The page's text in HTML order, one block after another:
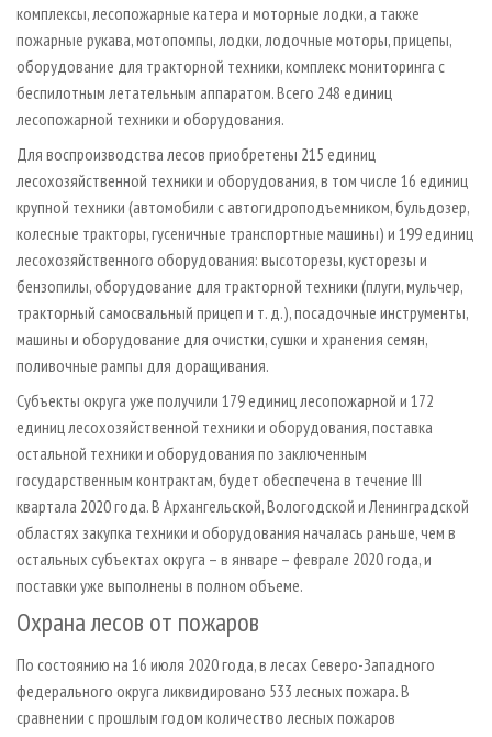
комплексы, лесопожарные катера и моторные лодки, а также
пожарные рукава, мотопомпы, лодки, лодочные моторы, прицепы,
оборудование для тракторной техники, комплекс мониторинга с
беспилотным летательным аппаратом. Всего 248 единиц
лесопожарной техники и оборудования.
Для воспроизводства лесов приобретены 215 единиц
лесохозяйственной техники и оборудования, в том числе 16 единиц
крупной техники (автомобили с автогидроподъемником, бульдозер,
колесные тракторы, гусеничные транспортные машины) и 199 единиц
лесохозяйственного оборудования: высоторезы, кусторезы и
бензопилы, оборудование для тракторной техники (плуги, мульчер,
тракторный самосвальный прицеп и т. д.), посадочные инструменты,
машины и оборудование для очистки, сушки и хранения семян,
поливочные рампы для доращивания.
Субъекты округа уже получили 179 единиц лесопожарной и 172
единиц лесохозяйственной техники и оборудования, поставка
остальной техники и оборудования по заключенным
государственным контрактам, будет обеспечена в течение III
квартала 2020 года. В Архангельской, Вологодской и Ленинградской
областях закупка техники и оборудования началась раньше, чем в
остальных субъектах округа – в январе – феврале 2020 года, и
поставки уже выполнены в полном объеме.
Охрана лесов от пожаров
По состоянию на 16 июля 2020 года, в лесах Северо-Западного
федерального округа ликвидировано 533 лесных пожара. В
сравнении с прошлым годом количество лесных пожаров